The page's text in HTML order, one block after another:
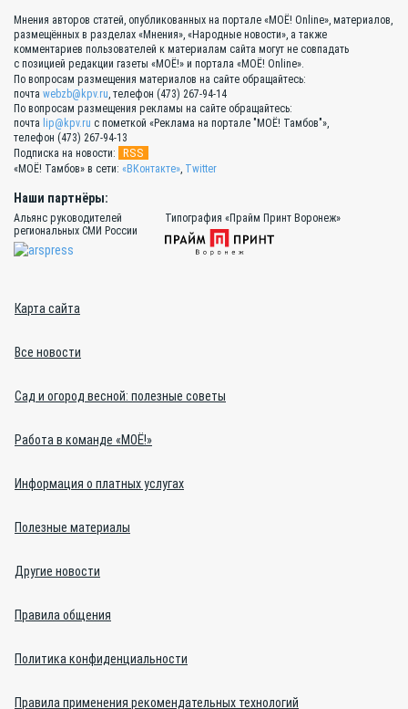
Мнения авторов статей, опубликованных на портале «МОЁ! Online», материалов,
размещённых в разделах «Мнения», «Народные новости», а также
комментариев пользователей к материалам сайта могут не совпадать
с позицией редакции газеты «МОЁ!» и портала «МОЁ! Online».
По вопросам размещения материалов на сайте обращайтесь:
почта webzb@kpv.ru, телефон (473) 267-94-14
По вопросам размещения рекламы на сайте обращайтесь:
почта lip@kpv.ru с пометкой «Реклама на портале "МОЁ! Тамбов"»,
телефон (473) 267-94-13
Подписка на новости:
RSS
«МОЁ! Тамбов» в сети: «ВКонтакте», Twitter
Наши партнёры:
Альянс руководителей
региональных СМИ России
Типография «Прайм Принт Воронеж»
Карта сайта
Все новости
Сад и огород весной: полезные советы
Работа в команде «МОЁ!»
Информация о платных услугах
Полезные материалы
Другие новости
Правила общения
Политика конфиденциальности
Правила применения рекомендательных технологий